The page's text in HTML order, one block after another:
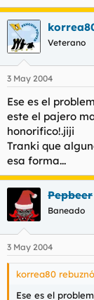
Veterano
3 May 2004
Ese es el
este el pajero
honorifico!.jiji
Tranki que
esa forma...
Pepbeer
Baneado
3 May 2004
korrea80
Ese es el